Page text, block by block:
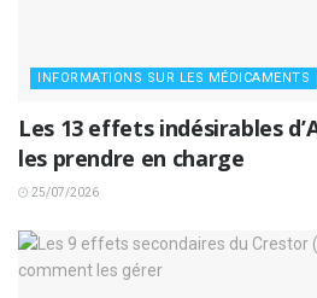
INFORMATIONS SUR LES MÉDICAMENTS
Les 13 effets indésirables
les prendre en charge
25/07/2026